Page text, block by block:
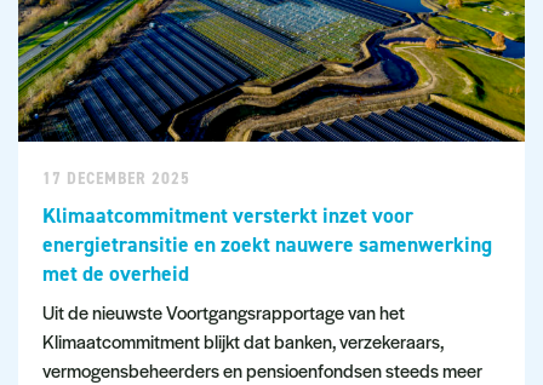
17 DECEMBER 2025
Klimaatcommitment versterkt inzet voor
energietransitie en zoekt nauwere samenwerking
met de overheid
Uit de nieuwste Voortgangsrapportage van het
Klimaatcommitment blijkt dat banken, verzekeraars,
vermogensbeheerders en pensioenfondsen steeds meer